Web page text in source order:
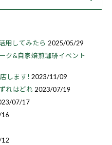
用してみたら 2025/05/29
ク&自家焙煎珈琲イベント
します! 2023/11/09
れはどれ 2023/07/19
07/17